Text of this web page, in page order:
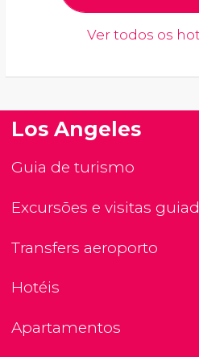
Ver todos os
Los Angeles
Guia de turismo
Excursões e visitas
Transfers aeroporto
Hotéis
Apartamentos